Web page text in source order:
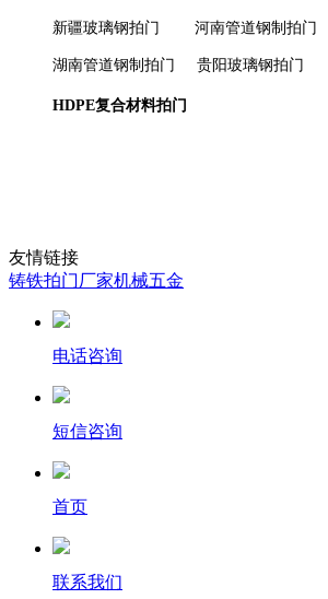
新疆玻璃钢拍门 河南管道钢制拍门
湖南管道钢制拍门 贵阳玻璃钢拍门
HDPE复合材料拍门
友情链接
铸铁拍门厂家机械五金
电话咨询
短信咨询
首页
联系我们